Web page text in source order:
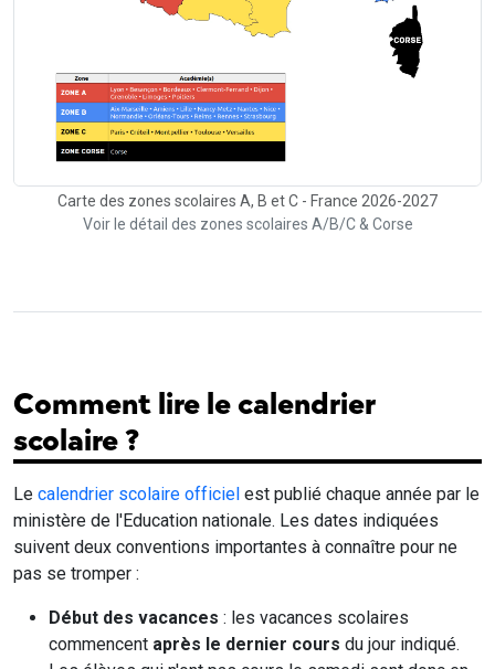
Carte des zones scolaires A, B et C - France 2026-2027
Voir le détail des zones scolaires A/B/C & Corse
Comment lire le calendrier
scolaire ?
Le calendrier scolaire officiel est publié chaque année par le
ministère de l'Education nationale. Les dates indiquées
suivent deux conventions importantes à connaître pour ne
pas se tromper :
Début des vacances : les vacances scolaires
commencent après le dernier cours du jour indiqué.